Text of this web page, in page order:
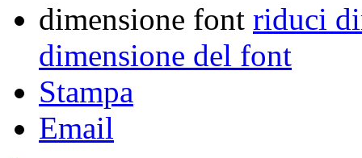
dimensione font riduci
dimensione del font
Stampa
Email